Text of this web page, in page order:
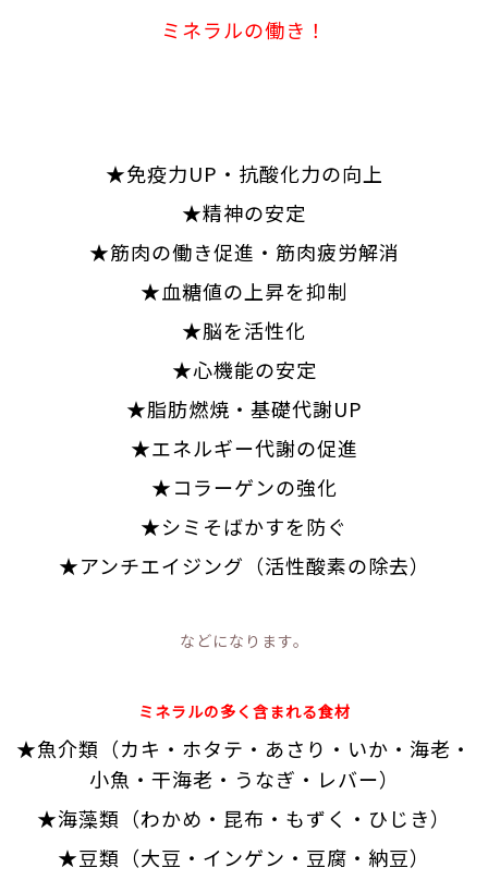
ミネラルの働き！
★免疫力UP・抗酸化力の向上
★精神の安定
★筋肉の働き促進・筋肉疲労解消
★血糖値の上昇を抑制
★脳を活性化
★心機能の安定
★脂肪燃焼・基礎代謝UP
★エネルギー代謝の促進
★コラーゲンの強化
★シミそばかすを防ぐ
★アンチエイジング（活性酸素の除去）
などになります。
ミネラルの多く含まれる食材
★魚介類（カキ・ホタテ・あさり・いか・海老・
小魚・干海老・うなぎ・レバー）
★海藻類（わかめ・昆布・もずく・ひじき）
★豆類（大豆・インゲン・豆腐・納豆）